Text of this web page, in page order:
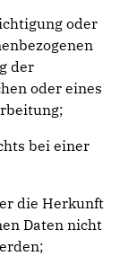
oder
der
oder eines
bei einer
die Herkunft
Daten nicht